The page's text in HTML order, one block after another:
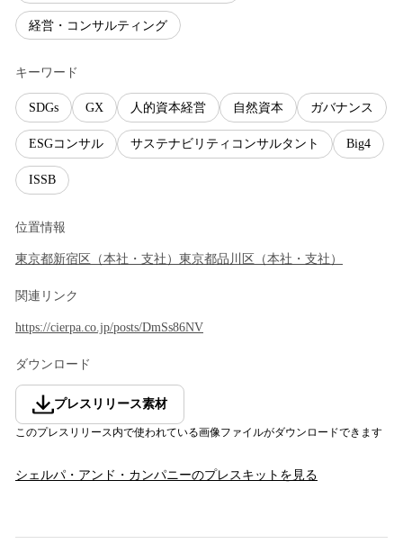
経営・コンサルティング
キーワード
SDGs GX 人的資本経営 自然資本 ガバナンス
ESGコンサル サステナビリティコンサルタント Big4
ISSB
位置情報
東京都新宿区 （本社・支社 ） 東京都品川区 （本社・支社 ）
関連リンク
https://cierpa.co.jp/posts/DmSs86NV
ダウンロード
プレスリリース素材
このプレスリリース内で使われている画像ファイルがダウンロードできます
シェルパ・アンド・カンパニーのプレスキットを見る